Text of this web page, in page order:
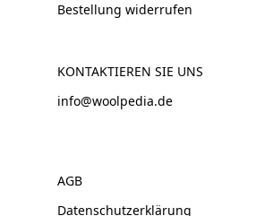
Bestellung widerrufen
KONTAKTIEREN SIE UNS
info@woolpedia.de
AGB
Datenschutzerklärung